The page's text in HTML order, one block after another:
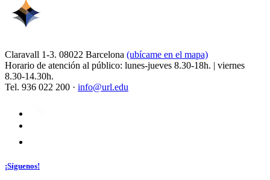
Claravall 1-3. 08022 Barcelona (ubícame en el mapa)
Horario de atención al público: lunes-jueves 8.30-18h. | viernes
8.30-14.30h.
Tel. 936 022 200 · info@url.edu
¡Síguenos!